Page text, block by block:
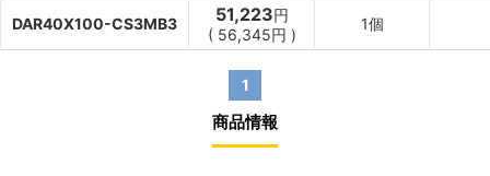
DAR40X100-CS3MB3 51,223円
( 56,345円 )
1個
1
商品情報